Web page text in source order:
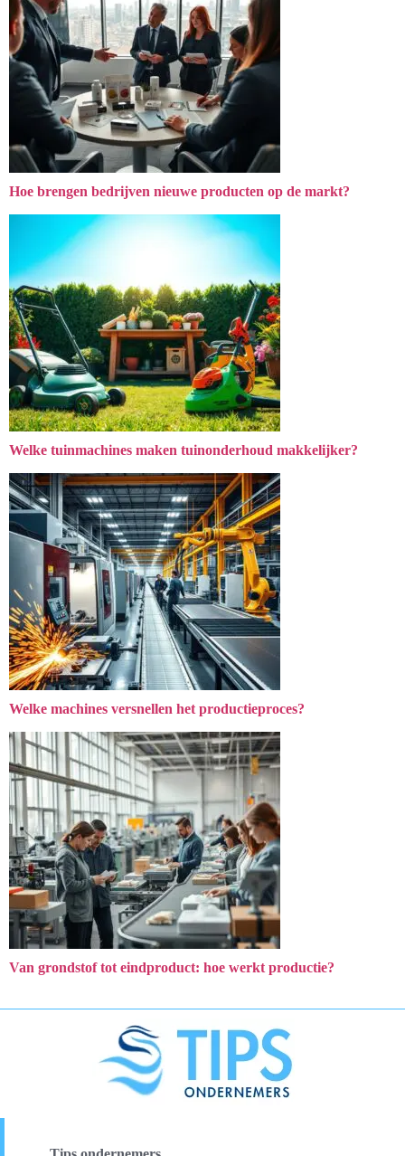
Hoe brengen bedrijven nieuwe producten op de markt?
Welke tuinmachines maken tuinonderhoud makkelijker?
Welke machines versnellen het productieproces?
Van grondstof tot eindproduct: hoe werkt productie?